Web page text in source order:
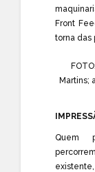
Front
torna das
Martins;
Quem